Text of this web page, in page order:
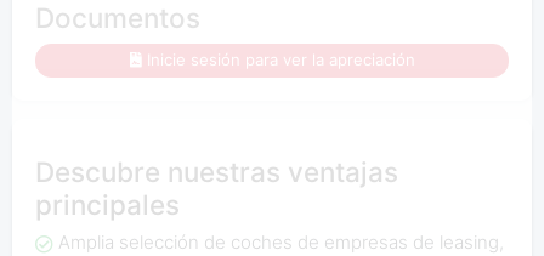
Documentos
Inicie sesión para ver la apreciación
Descubre nuestras ventajas
principales
Amplia selección de coches de empresas de leasing,